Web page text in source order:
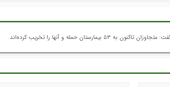
حمله و آنها را تخریب کرده‌اند.